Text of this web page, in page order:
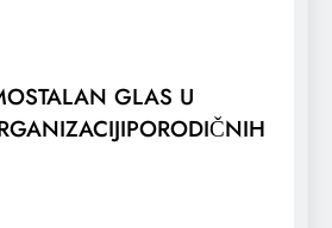
GLAS U